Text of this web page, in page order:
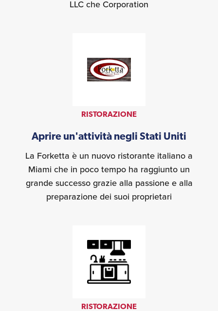
LLC che Corporation
RISTORAZIONE
Aprire un'attività negli Stati Uniti
La Forketta è un nuovo ristorante italiano a
Miami che in poco tempo ha raggiunto un
grande successo grazie alla passione e alla
preparazione dei suoi proprietari
RISTORAZIONE